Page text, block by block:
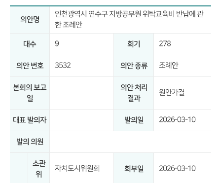
의안명
인천광역시 연수구 지방공무원 위탁교육비 반납에 관
한 조례안
대수 9 회기 278
의안 번호 3532 의안 종류 조례안
본회의 보고
일
의안 처리
결과
원안가결
대표 발의자 발의일 2026-03-10
발의 의원
소관
위
자치도시위원회 회부일 2026-03-10